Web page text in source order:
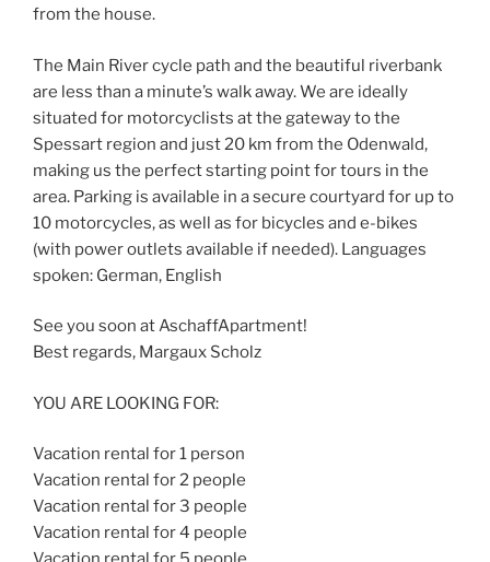
from the house.
The Main River cycle path and the beautiful riverbank
are less than a minute’s walk away. We are ideally
situated for motorcyclists at the gateway to the
Spessart region and just 20 km from the Odenwald,
making us the perfect starting point for tours in the
area. Parking is available in a secure courtyard for up to
10 motorcycles, as well as for bicycles and e-bikes
(with power outlets available if needed). Languages ​​
spoken: German, English
See you soon at AschaffApartment!
Best regards, Margaux Scholz
YOU ARE LOOKING FOR:
Vacation rental for 1 person
Vacation rental for 2 people
Vacation rental for 3 people
Vacation rental for 4 people